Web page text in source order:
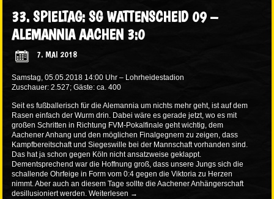
33. SPIELTAG: SG WATTENSCHEID 09 –
ALEMANNIA AACHEN 3:0
7. MAI 2018
Samstag, 05.05.2018 14:00 Uhr – Lohrheidestadion
Zuschauer: 2.527; Gäste: ca. 400
Seit es fußballerisch für die Alemannia um nichts mehr geht, ist auf dem
Rasen einfach der Wurm drin. Dabei wäre es gerade jetzt, wo es mit
großen Schritten in Richtung FVM-Pokalfinale geht wichtig, dem
Aachener Anhang und den möglichen Finalgegnern zu zeigen, dass
Kampfbereitschaft und Siegeswille bei der Mannschaft vorhanden sind.
Das hat ja schon gegen Köln nicht ansatzweise geklappt.
Dementsprechend war die Hoffnung groß, dass unsere Jungs sich die
schallende Ohrfeige in Form vom 0:4 gegen die Viktoria zu Herzen
nimmt. Aber auch an diesem Tage sollte die Aachener Anhängerschaft
desillusioniert werden. Weiterlesen →